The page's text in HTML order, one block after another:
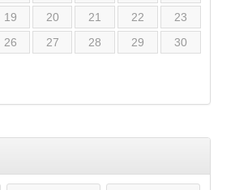
19 20 21 22
23
26 27 28 29
30